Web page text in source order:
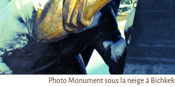
Photo Monument sous la neige à Bichkek